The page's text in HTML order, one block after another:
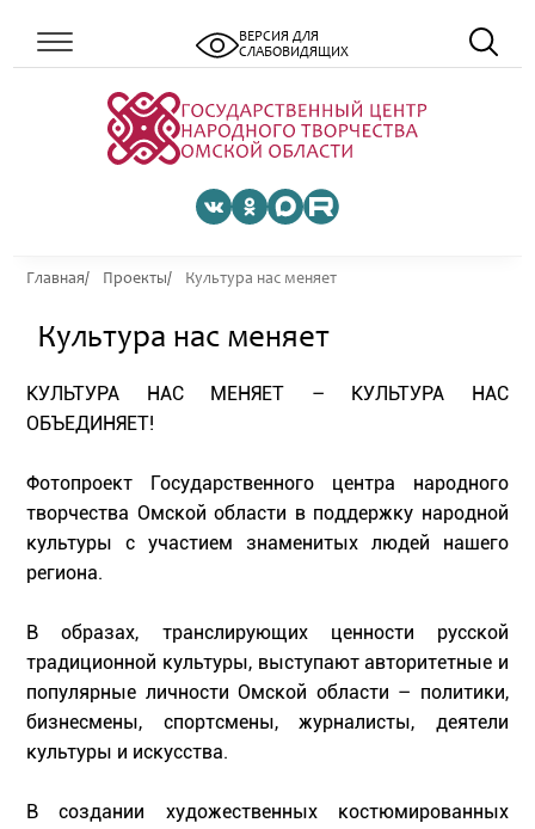
ВЕРСИЯ ДЛЯ
СЛАБОВИДЯЩИХ
Главная Проекты Культура нас меняет
Культура нас меняет
КУЛЬТУРА НАС МЕНЯЕТ – КУЛЬТУРА НАС
ОБЪЕДИНЯЕТ!
Фотопроект Государственного центра народного
творчества Омской области в поддержку народной
культуры с участием знаменитых людей нашего
региона.
В образах, транслирующих ценности русской
традиционной культуры, выступают авторитетные и
популярные личности Омской области – политики,
бизнесмены, спортсмены, журналисты, деятели
культуры и искусства.
В создании художественных костюмированных